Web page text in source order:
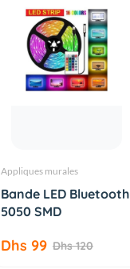
PANIER
Appliques murales
Bande LED Bluetooth
5050 SMD
Dhs 99 Dhs 120